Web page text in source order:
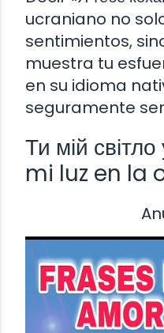
ucraniano no
sentimientos,
muestra tu
en su idioma
seguramente
Ти мій
mi luz en la